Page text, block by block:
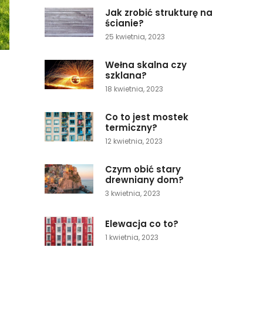
Jak zrobić strukturę na
ścianie?
25 kwietnia, 2023
Wełna skalna czy
szklana?
18 kwietnia, 2023
Co to jest mostek
termiczny?
12 kwietnia, 2023
Czym obić stary
drewniany dom?
3 kwietnia, 2023
Elewacja co to?
1 kwietnia, 2023